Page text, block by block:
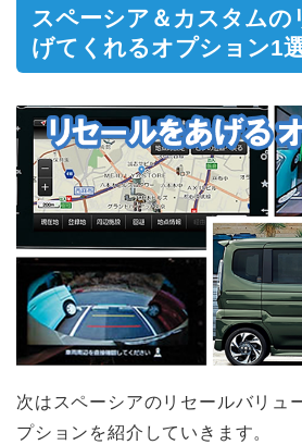
スペーシア＆カスタムの
げてくれるオプション1
次はスペーシアのリセールバリュ
プションを紹介していきます。